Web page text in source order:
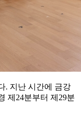
. 지난 시간에 금강
제24분부터 제29분